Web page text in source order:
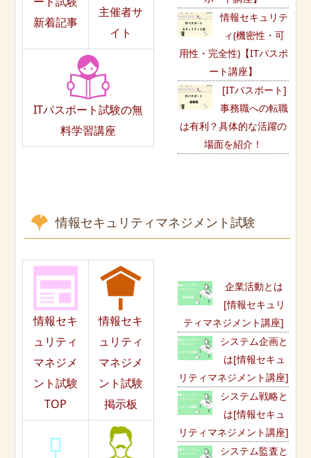
新着記事
主催者サ
イト
ITパスポート試験の無
料学習講座
情報セキュリテ
ィ(機密性・可
用性・完全性)【ITパスポ
ート講座】
[ITパスポート]
事務職への転職
は有利？具体的な活躍の
場面を紹介！
情報セキュリティマネジメント試験
情報セキ
ュリティ
マネジメ
ント試験
TOP
情報セキ
ュリティ
マネジメ
ント試験
掲示板
企業活動とは
[情報セキュリ
ティマネジメント講座]
システム企画と
は[情報セキュ
リティマネジメント講座]
システム戦略と
は[情報セキュ
リティマネジメント講座]
システム監査と